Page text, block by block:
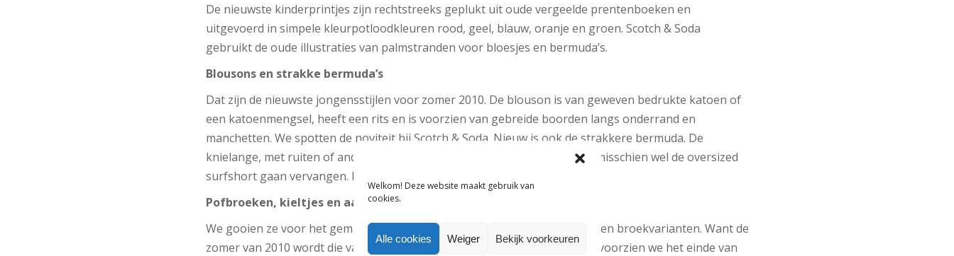
Welkom! Deze website maakt gebruik van
cookies.
Alle cookies Weiger Bekijk voorkeuren
De nieuwste kinderprintjes zijn rechtstreeks geplukt uit oude vergeelde prentenboeken en
uitgevoerd in simpele kleurpotloodkleuren rood, geel, blauw, oranje en groen. Scotch & Soda
gebruikt de oude illustraties van palmstranden voor bloesjes en bermuda’s.
Blousons en strakke bermuda’s
Dat zijn de nieuwste jongensstijlen voor zomer 2010. De blouson is van geweven bedrukte katoen of
een katoenmengsel, heeft een rits en is voorzien van gebreide boorden langs onderrand en
manchetten. We spotten de noviteit bij Scotch & Soda. Nieuw is ook de strakkere bermuda. De
knielange, met ruiten of andere motiefjes gedessineerde, kortebroek zal misschien wel de oversized
surfshort gaan vervangen. En dat is wel zo leuk in het straatbeeld.
Pofbroeken, kieltjes en aangerimpelde bloesjes
We gooien ze voor het gemak maar even op een hoop: de nieuwe blouse- en broekvarianten. Want de
zomer van 2010 wordt die van de broek met daarop het bloesje. Daarmee voorzien we het einde van